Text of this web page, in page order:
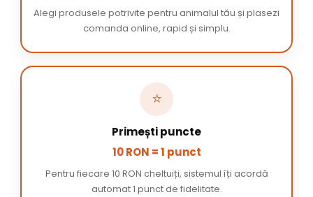
Alegi produsele potrivite pentru animalul tău și plasezi
comanda online, rapid și simplu.
⭐
Primești puncte
10 RON = 1 punct
Pentru fiecare 10 RON cheltuiți, sistemul îți acordă
automat 1 punct de fidelitate.